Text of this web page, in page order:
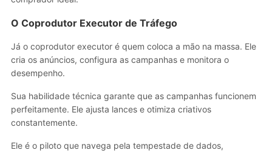
O Coprodutor Executor de Tráfego
Já o coprodutor executor é quem coloca a mão na massa. Ele
cria os anúncios, configura as campanhas e monitora o
desempenho.
Sua habilidade técnica garante que as campanhas funcionem
perfeitamente. Ele ajusta lances e otimiza criativos
constantemente.
Ele é o piloto que navega pela tempestade de dados,